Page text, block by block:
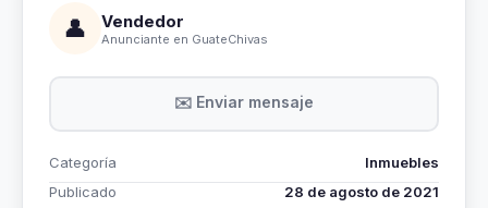
👤 Vendedor
Anunciante en GuateChivas
✉️ Enviar mensaje
Categoría
Inmuebles
Publicado
28 de agosto de 2021